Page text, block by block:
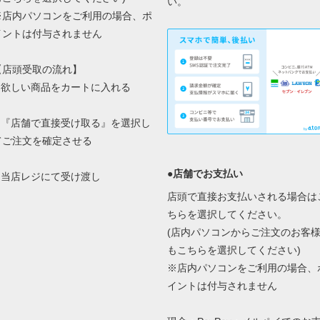
内パソコンをご利用の場合、ポ
ントは付与されません
頭受取の流れ】
しい商品をカートに入れる
店舗で直接受け取る』を選択し
ご注文を確定させる
店レジにて受け渡し
●店舗でお支払い
店頭で直接お支払いされる場合は
ちらを選択してください。
(店内パソコンからご注文のお客様
もこちらを選択してください)
※店内パソコンをご利用の場合、
イントは付与されません